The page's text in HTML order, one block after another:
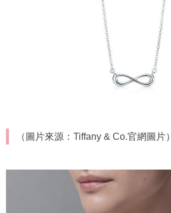
（圖片來源：Tiffany & Co.官網圖片）